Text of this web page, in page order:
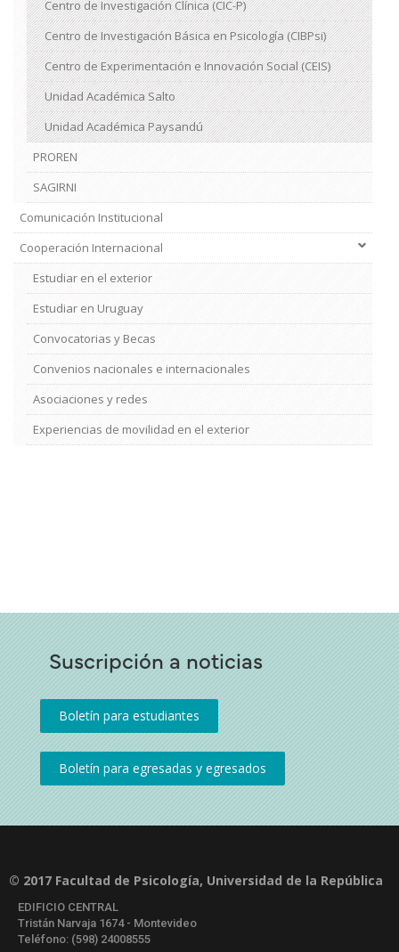
Centro de Investigación Clínica (CIC-P)
Centro de Investigación Básica en Psicología (CIBPsi)
Centro de Experimentación e Innovación Social (CEIS)
Unidad Académica Salto
Unidad Académica Paysandú
PROREN
SAGIRNI
Comunicación Institucional
Cooperación Internacional
Estudiar en el exterior
Estudiar en Uruguay
Convocatorias y Becas
Convenios nacionales e internacionales
Asociaciones y redes
Experiencias de movilidad en el exterior
Suscripción a noticias
© 2017 Facultad de Psicología, Universidad de la República
EDIFICIO CENTRAL
Tristán Narvaja 1674 - Montevideo
Teléfono: (598) 24008555